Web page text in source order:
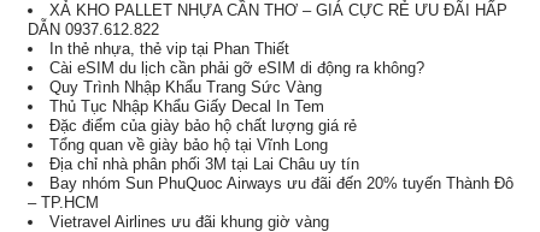
XẢ KHO PALLET NHỰA CẦN THƠ – GIÁ CỰC RẺ ƯU ĐÃI HẤP
DẪN 0937.612.822
In thẻ nhựa, thẻ vip tại Phan Thiết
Cài eSIM du lịch cần phải gỡ eSIM di động ra không?
Quy Trình Nhập Khẩu Trang Sức Vàng
Thủ Tục Nhập Khẩu Giấy Decal In Tem
Đặc điểm của giày bảo hộ chất lượng giá rẻ
Tổng quan về giày bảo hộ tại Vĩnh Long
Địa chỉ nhà phân phối 3M tại Lai Châu uy tín
Bay nhóm Sun PhuQuoc Airways ưu đãi đến 20% tuyến Thành Đô
– TP.HCM
Vietravel Airlines ưu đãi khung giờ vàng